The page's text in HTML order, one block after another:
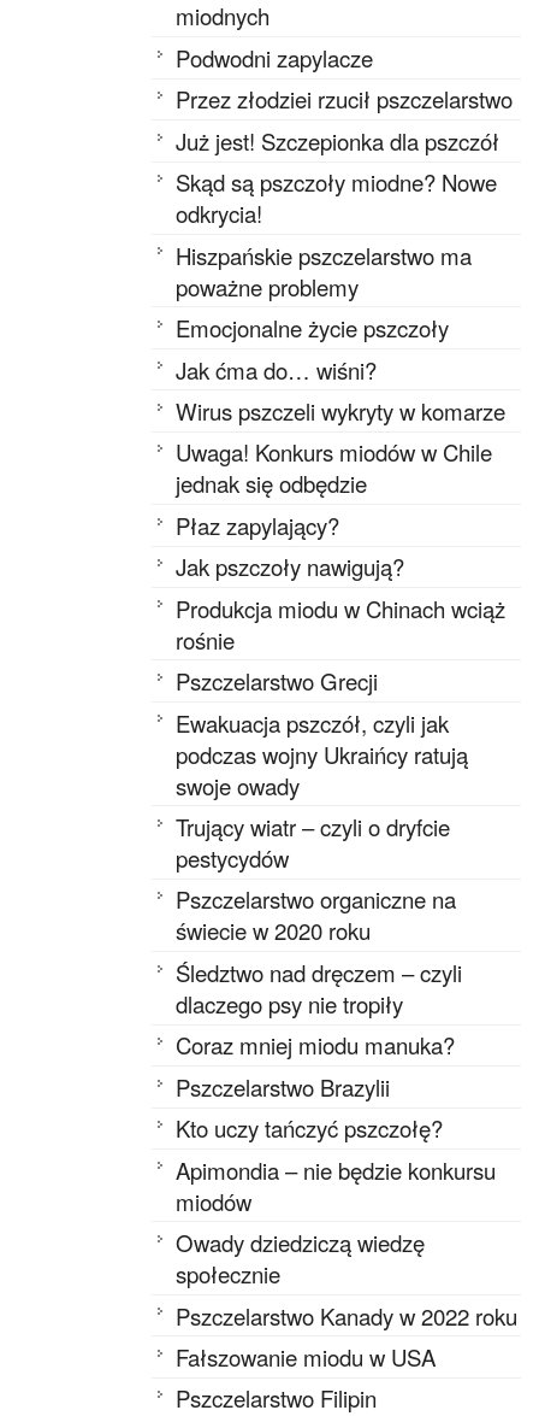
miodnych
Podwodni zapylacze
Przez złodziei rzucił pszczelarstwo
Już jest! Szczepionka dla pszczół
Skąd są pszczoły miodne? Nowe
odkrycia!
Hiszpańskie pszczelarstwo ma
poważne problemy
Emocjonalne życie pszczoły
Jak ćma do… wiśni?
Wirus pszczeli wykryty w komarze
Uwaga! Konkurs miodów w Chile
jednak się odbędzie
Płaz zapylający?
Jak pszczoły nawigują?
Produkcja miodu w Chinach wciąż
rośnie
Pszczelarstwo Grecji
Ewakuacja pszczół, czyli jak
podczas wojny Ukraińcy ratują
swoje owady
Trujący wiatr – czyli o dryfcie
pestycydów
Pszczelarstwo organiczne na
świecie w 2020 roku
Śledztwo nad dręczem – czyli
dlaczego psy nie tropiły
Coraz mniej miodu manuka?
Pszczelarstwo Brazylii
Kto uczy tańczyć pszczołę?
Apimondia – nie będzie konkursu
miodów
Owady dziedziczą wiedzę
społecznie
Pszczelarstwo Kanady w 2022 roku
Fałszowanie miodu w USA
Pszczelarstwo Filipin